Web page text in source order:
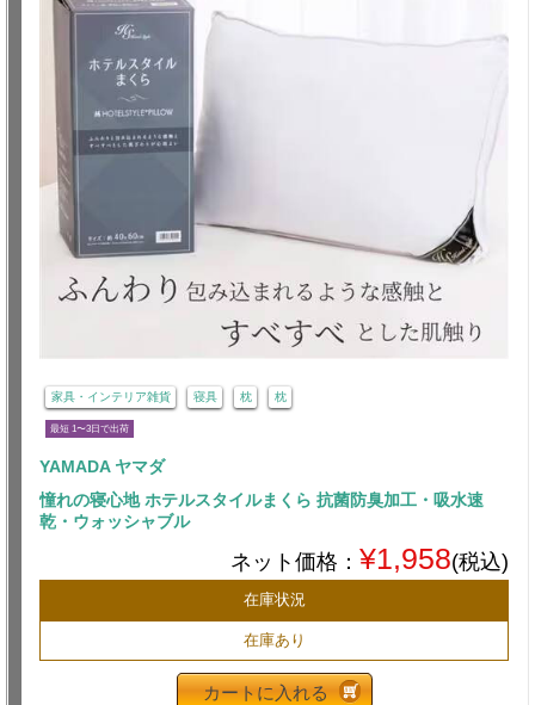
家具・インテリア雑貨 寝具 枕 枕
最短 1〜3日で出荷
YAMADA ヤマダ
憧れの寝心地 ホテルスタイルまくら 抗菌防臭加工・吸水速
乾・ウォッシャブル
ネット価格： ¥1,958(税込)
在庫状況
在庫あり
カートに入れる